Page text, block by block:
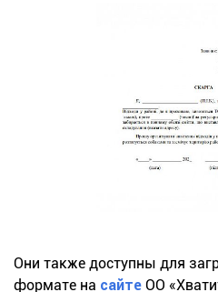
Они также доступны для
формате на сайте ОО